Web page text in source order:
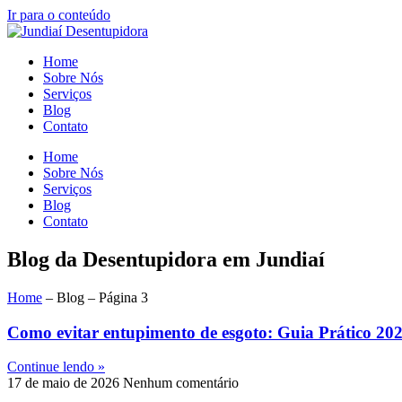
Ir para o conteúdo
Home
Sobre Nós
Serviços
Blog
Contato
Home
Sobre Nós
Serviços
Blog
Contato
Blog da Desentupidora em Jundiaí
Home – Blog – Página 3
Como evitar entupimento de esgoto: Guia Prático
Continue lendo »
17 de maio de 2026 Nenhum comentário